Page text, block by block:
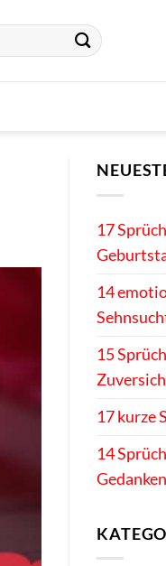
17
14
15
17 kurze
14
Gedanken